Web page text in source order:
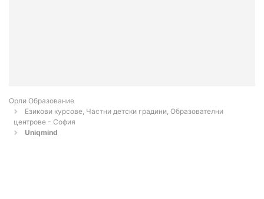
Орли Образование
Езикови курсове, Частни детски градини, Образователни
центрове - София
Uniqmind